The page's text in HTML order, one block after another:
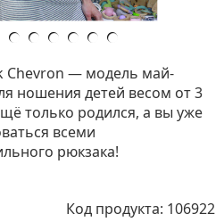
Chevron — модель май-
ношения детей весом от 3
только родился, а вы уже
всеми
рюкзака!
Код продукта: 106922